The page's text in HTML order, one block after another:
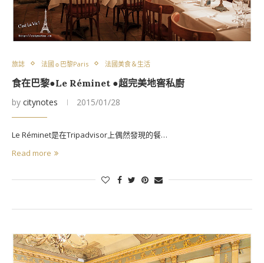
旅誌 法國☼巴黎Paris 法國美食＆生活
食在巴黎●Le Réminet ●超完美地窖私廚
by citynotes 2015/01/28
Le Réminet是在Tripadvisor上偶然發現的餐…
Read more